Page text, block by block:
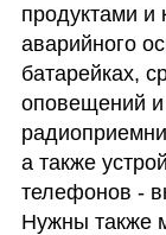
продуктами и
аварийного
батарейках,
оповещений и
а также
телефонов -
Нужны также